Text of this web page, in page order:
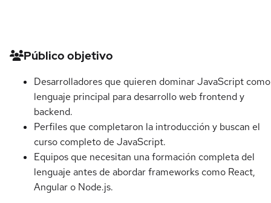
Detalles del curso
Público objetivo
Desarrolladores que quieren dominar JavaScript como
lenguaje principal para desarrollo web frontend y
backend.
Perfiles que completaron la introducción y buscan el
curso completo de JavaScript.
Equipos que necesitan una formación completa del
lenguaje antes de abordar frameworks como React,
Angular o Node.js.